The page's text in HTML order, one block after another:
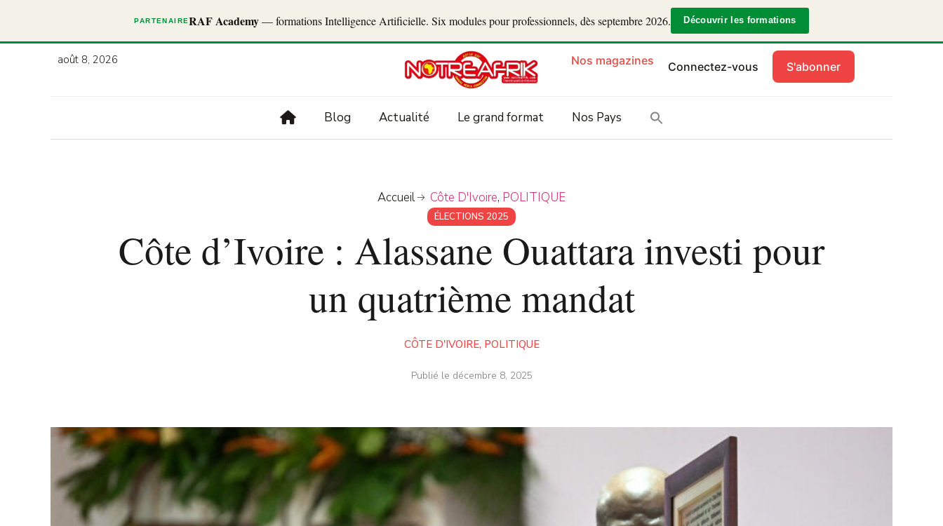
PARTENAIRERAF Academy— formations Intelligence Artificielle. Six modules pour professionnels, dès septembre 2026. Découvrir les formations
août 8, 2026 Nos magazines Connectez-vous S'abonner
Blog Actualité Le grand format Nos Pays
Accueil Côte D'Ivoire, POLITIQUE
ÉLECTIONS 2025
Côte d’Ivoire : Alassane Ouattara investi pour
un quatrième mandat
CÔTE D'IVOIRE, POLITIQUE
Publié le décembre 8, 2025